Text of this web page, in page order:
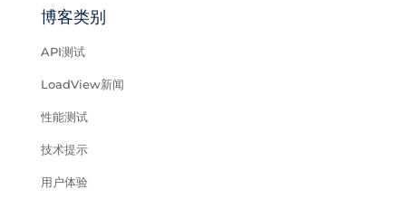
博客类别
API测试
LoadView新闻
性能测试
技术提示
用户体验